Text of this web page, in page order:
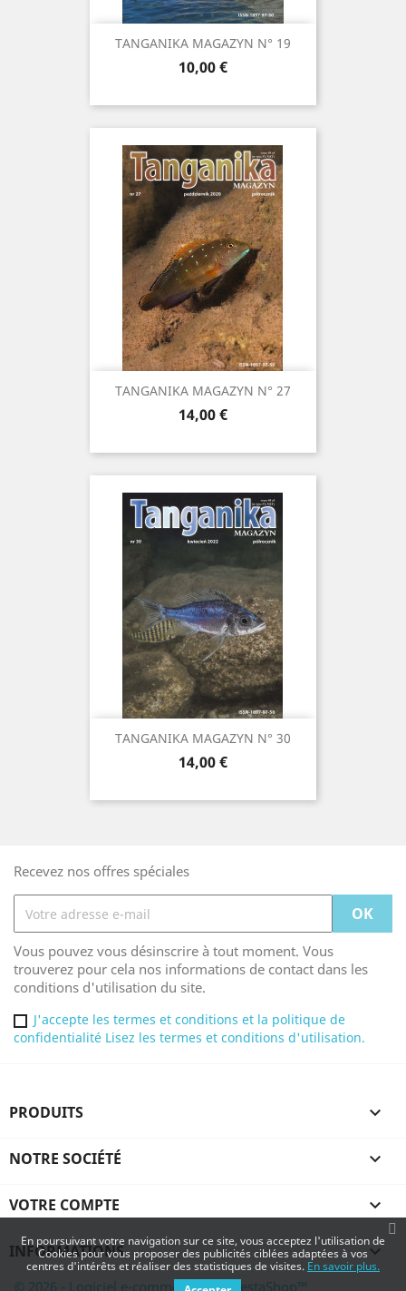
TANGANIKA MAGAZYN N° 19
Prix
10,00 €
TANGANIKA MAGAZYN N° 27
Prix
14,00 €
TANGANIKA MAGAZYN N° 30
Prix
14,00 €
Recevez nos offres spéciales
Vous pouvez vous désinscrire à tout moment. Vous
trouverez pour cela nos informations de contact dans les
conditions d'utilisation du site.
J'accepte les termes et conditions et la politique de
confidentialité Lisez les termes et conditions d'utilisation.
PRODUITS 
NOTRE SOCIÉTÉ 
VOTRE COMPTE 
INFORMATIONS 
© 2026 - Logiciel e-commerce par PrestaShop™
En poursuivant votre navigation sur ce site, vous acceptez l'utilisation de
Cookies pour vous proposer des publicités ciblées adaptées à vos
centres d'intérêts et réaliser des statistiques de visites. En savoir plus.